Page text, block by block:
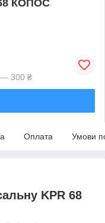
КОПОС
— 300 ₴
Оплата Умови
KPR 68